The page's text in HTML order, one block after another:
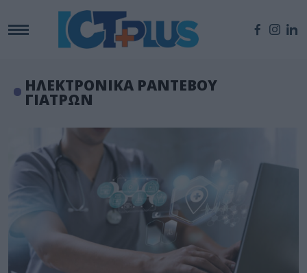
ΗΛΕΚΤΡΟΝΙΚΑ ΡΑΝΤΕΒΟΥ
ΓΙΑΤΡΩΝ